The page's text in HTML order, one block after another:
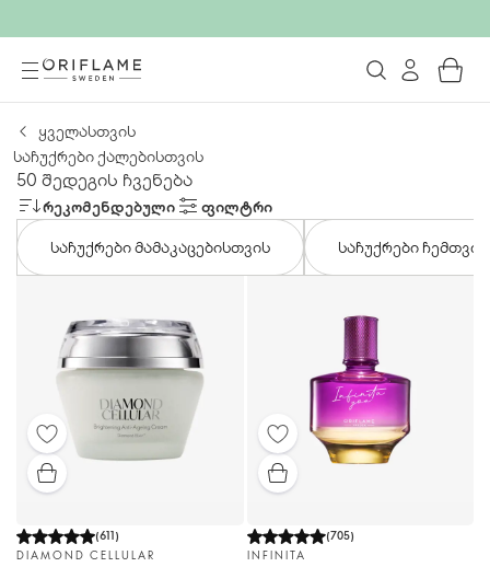
ყველასთვის
საჩუქრები ქალებისთვის
50 შედეგის ჩვენება
ᲠᲔᲙᲝᲛᲔᲜᲓᲔᲑᲣᲚᲘ
ᲤᲘᲚᲢᲠᲘ
საჩუქრები მამაკაცებისთვის
საჩუქრები ჩემთვის
(611)
DIAMOND CELLULAR
(705)
INFINITA